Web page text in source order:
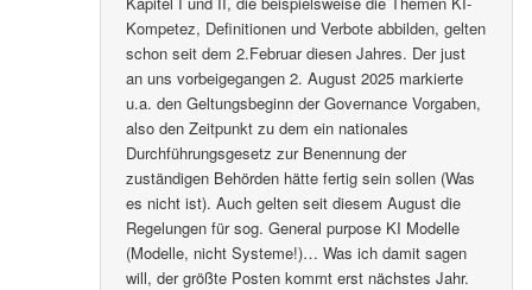
Kompetez, Definitionen und Verbote abbilden, gelten
schon seit dem 2.Februar diesen Jahres. Der just
an uns vorbeigegangen 2. August 2025 markierte
u.a. den Geltungsbeginn der Governance Vorgaben,
also den Zeitpunkt zu dem ein nationales
Durchführungsgesetz zur Benennung der
zuständigen Behörden hätte fertig sein sollen (Was
es nicht ist). Auch gelten seit diesem August die
Regelungen für sog. General purpose KI Modelle
(Modelle, nicht Systeme!)… Was ich damit sagen
will, der größte Posten kommt erst nächstes Jahr.